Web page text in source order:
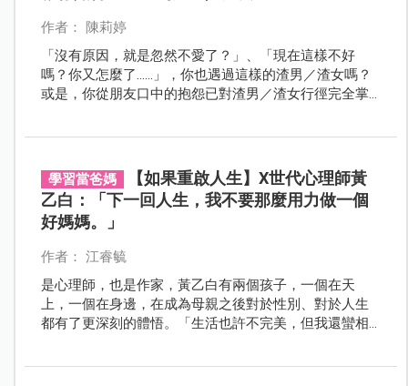
作者： 陳莉婷
「沒有原因，就是忽然不愛了？」、「現在這樣不好
嗎？你又怎麼了……」，你也遇過這樣的渣男／渣女嗎？
或是，你從朋友口中的抱怨已對渣男／渣女行徑完全掌
學習當爸媽
【如果重啟人生】X世代心理師黃
乙白：「下一回人生，我不要那麼用力做一個
好媽媽。」
作者： 江睿毓
是心理師，也是作家，黃乙白有兩個孩子，一個在天
上，一個在身邊，在成為母親之後對於性別、對於人生
都有了更深刻的體悟。「生活也許不完美，但我還蠻相